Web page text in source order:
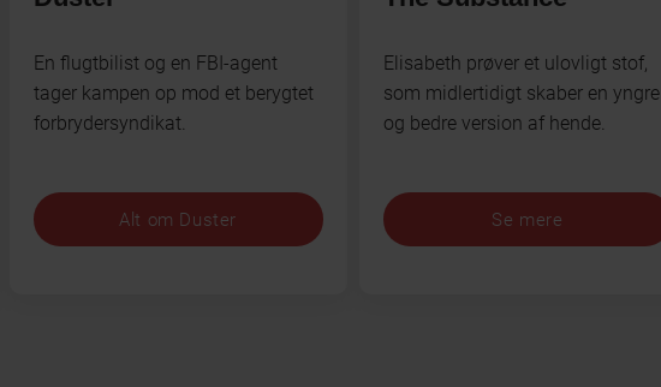
En flugtbilist og en FBI-agent
tager kampen op mod et berygtet
forbrydersyndikat.
Alt om Duster
Elisabeth prøver et ulovligt stof,
som midlertidigt skaber en yngre
og bedre version af hende.
Se mere